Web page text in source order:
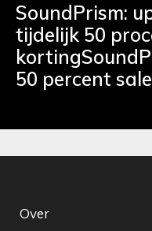
SoundPrism:
tijdelijk 50
50 percent
Over